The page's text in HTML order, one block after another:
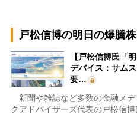
戸松信博の明日の爆騰株
【戸松信博氏「
デバイス：サム
要…
新聞や雑誌など多数の金融メ
クアドバイザーズ代表の戸松信